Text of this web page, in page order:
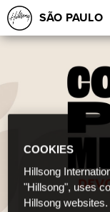
SÃO PAULO
COOKIES
Hillsong
"Hillsong", uses
Hillsong